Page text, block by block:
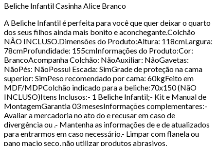
Beliche Infantil Casinha Alice Branco
A Beliche Infantil é perfeita para você que quer deixar o quarto
dos seus filhos ainda mais bonito e aconchegante.Colchão
NÃO INCLUSO.Dimensões do Produto:Altura: 118cmLargura:
78cmProfundidade: 155cmInformações do Produto:Cor:
BrancoAcompanha Colchão: NãoAuxiliar: NãoGavetas:
NãoPés: NãoPossui Escada: SimGrade de proteção na cama
superior: SimPeso recomendado por cama: 60kgFeito em
MDF/MDPColchão indicado para a beliche:70x150 (NãO
INCLUSO)Itens Inclusos:- 1 Beliche Infantil;- Kit e Manual de
MontagemGarantia 03 mesesInformações complementares:-
Avaliar a mercadoria no ato do e recusar em caso de
divergência ou .- Mantenha as informações de e de atualizados
para entrarmos em caso necessário.- Limpar com flanela ou
pano macio seco, não utilizar produtos abrasivos,